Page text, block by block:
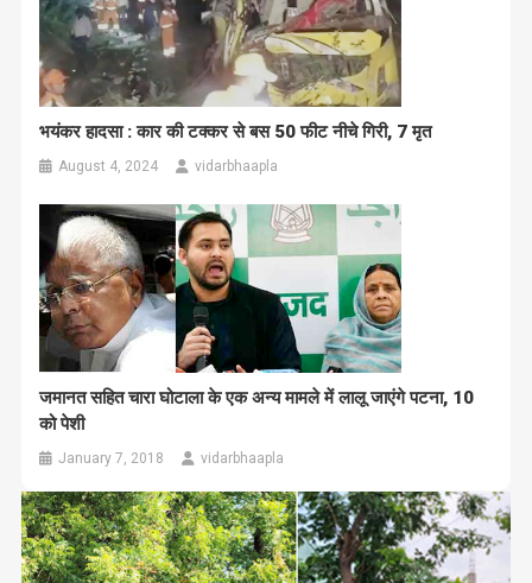
भयंकर हादसा : कार की टक्कर से बस 50 फीट नीचे गिरी, 7 मृत
August 4, 2024 vidarbhaapla
जमानत सहित चारा घोटाला के एक अन्य मामले में लालू जाएंगे पटना, 10
को पेशी
January 7, 2018 vidarbhaapla